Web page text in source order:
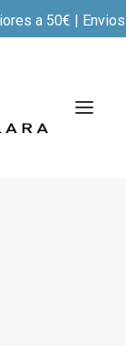
a 50€ |